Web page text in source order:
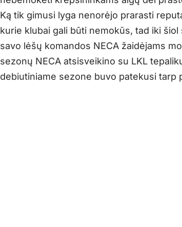
Ką tik gimusi lyga nenorėjo prarasti
kurie klubai gali būti nemokūs, tad iki
savo lėšų komandos NECA žaidėjams
sezonų NECA atsisveikino su LKL
debiutiniame sezone buvo patekusi tarp